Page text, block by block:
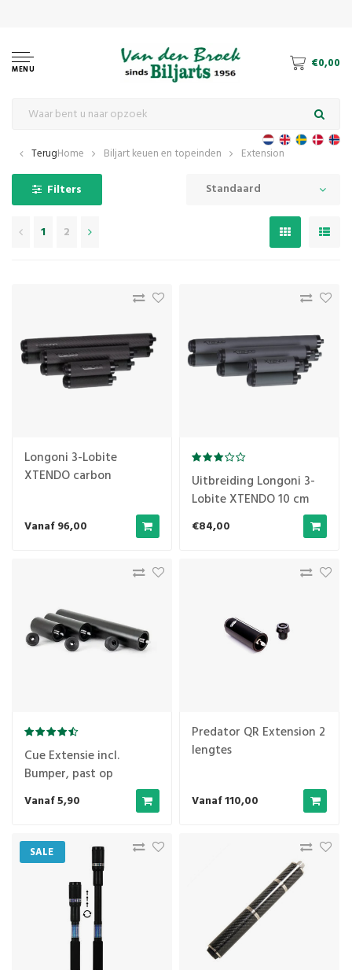
MENU €0,00
TerugHome Biljart keuen en topeinden Extension
Filters Standaard
1 2
Longoni 3-Lobite
XTENDO carbon
Vanaf 96,00
Uitbreiding Longoni 3-
Lobite XTENDO 10 cm
€84,00
Cue Extensie incl.
Bumper, past op
Predator keuen
Vanaf 5,90
Predator QR Extension 2
lengtes
Vanaf 110,00
SALE